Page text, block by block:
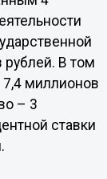
В том
7,4 миллионов
– 3
ставки